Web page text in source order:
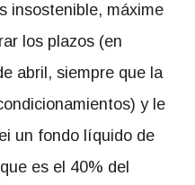
insostenible, máxime
los plazos (en
abril, siempre que la
y le
un fondo líquido de
es el 40% del